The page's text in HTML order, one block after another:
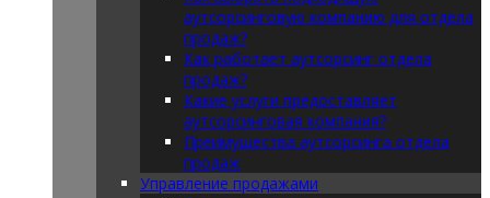
аутсорсинговую компанию для отдела
продаж?
Как работает аутсорсинг отдела
продаж?
Какие услуги предоставляет
аутсорсинговая компания?
Преимущества аутсорсинга отдела
продаж
Управление продажами